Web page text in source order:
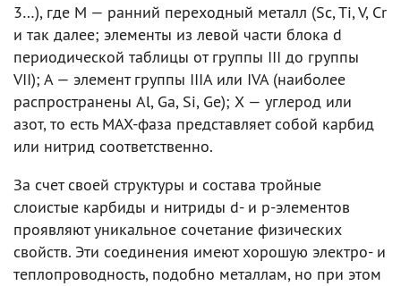
3…), где М — ранний переходный металл (Sc, Ti, V, Cr
и так далее; элементы из левой части блока d
периодической таблицы от группы III до группы
VII); А — элемент группы IIIA или IVA (наиболее
распространены Al, Ga, Si, Ge); Х — углерод или
азот, то есть MAX-фаза представляет собой карбид
или нитрид соответственно.
За счет своей структуры и состава тройные
слоистые карбиды и нитриды d- и p-элементов
проявляют уникальное сочетание физических
свойств. Эти соединения имеют хорошую электро- и
теплопроводность, подобно металлам, но при этом